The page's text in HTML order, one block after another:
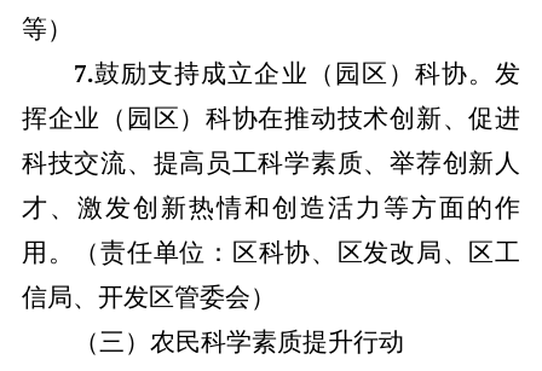
等）
7.鼓励支持成立企业（园区）科协。发
挥企业（园区）科协在推动技术创新、促进
科技交流、提高员工科学素质、举荐创新人
才、激发创新热情和创造活力等方面的作
用。
（责任单位：区科协、区发改局、区工
信局、开发区管委会）
（三）农民科学素质提升行动